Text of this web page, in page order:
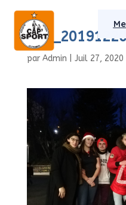
par Admin Juil 27, 2020